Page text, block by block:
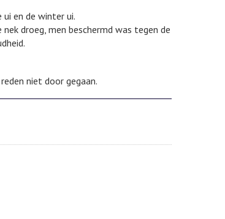
en de winter ui.
droeg, men beschermd was tegen de
niet door gegaan.